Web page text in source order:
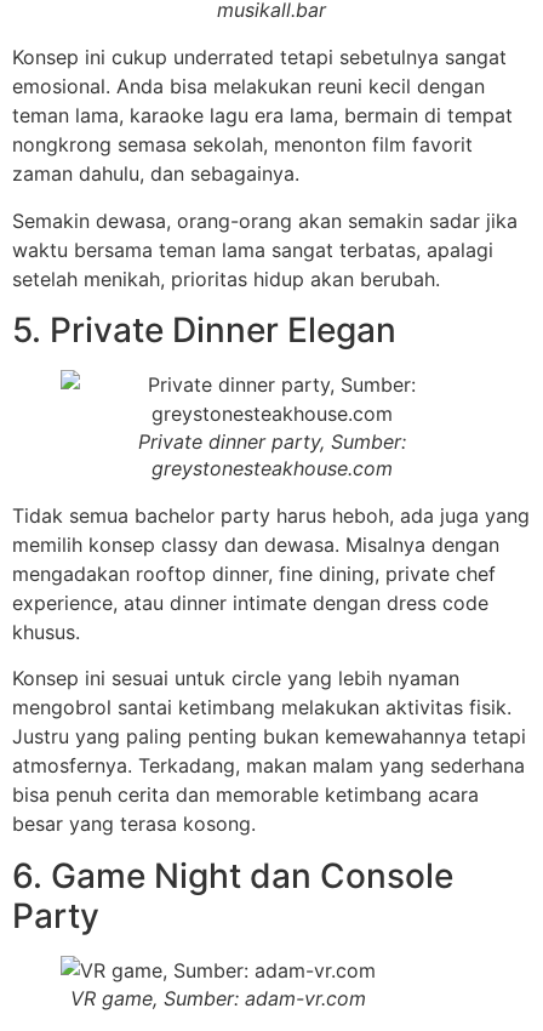
musikall.bar
Konsep ini cukup underrated tetapi sebetulnya sangat
emosional. Anda bisa melakukan reuni kecil dengan
teman lama, karaoke lagu era lama, bermain di tempat
nongkrong semasa sekolah, menonton film favorit
zaman dahulu, dan sebagainya.
Semakin dewasa, orang-orang akan semakin sadar jika
waktu bersama teman lama sangat terbatas, apalagi
setelah menikah, prioritas hidup akan berubah.
5. Private Dinner Elegan
Private dinner party, Sumber:
greystonesteakhouse.com
Tidak semua bachelor party harus heboh, ada juga yang
memilih konsep classy dan dewasa. Misalnya dengan
mengadakan rooftop dinner, fine dining, private chef
experience, atau dinner intimate dengan dress code
khusus.
Konsep ini sesuai untuk circle yang lebih nyaman
mengobrol santai ketimbang melakukan aktivitas fisik.
Justru yang paling penting bukan kemewahannya tetapi
atmosfernya. Terkadang, makan malam yang sederhana
bisa penuh cerita dan memorable ketimbang acara
besar yang terasa kosong.
6. Game Night dan Console
Party
VR game, Sumber: adam-vr.com